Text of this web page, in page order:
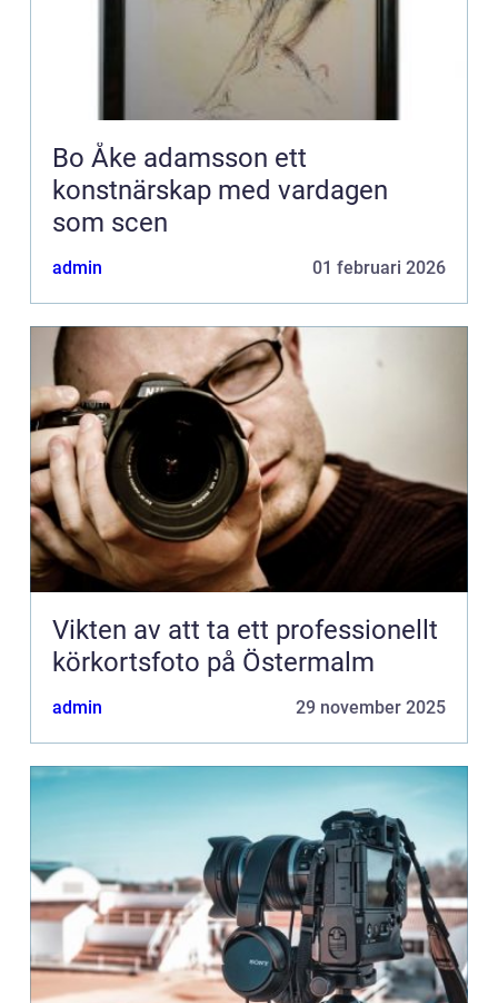
Bo Åke adamsson ett
konstnärskap med vardagen
som scen
admin 01 februari 2026
Vikten av att ta ett professionellt
körkortsfoto på Östermalm
admin 29 november 2025